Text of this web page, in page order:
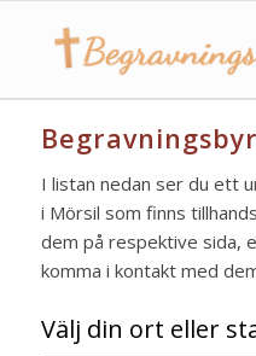
I listan nedan ser du ett
i Mörsil som finns
dem på respektive sida,
komma i kontakt med
Välj din ort eller